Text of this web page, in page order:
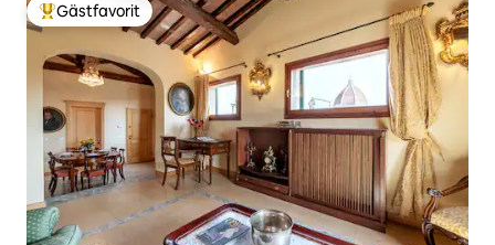
Populär gästfavorit
Gästfavorit